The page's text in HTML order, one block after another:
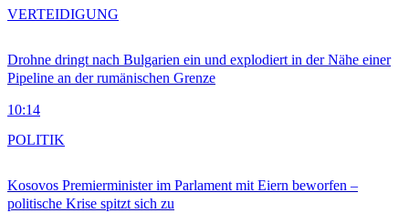
Drohne dringt nach Bulgarien ein und explodiert in der Nähe einer
Pipeline an der rumänischen Grenze
10:14
VERTEIDIGUNG
Kosovos Premierminister im Parlament mit Eiern beworfen –
politische Krise spitzt sich zu
POLITIK